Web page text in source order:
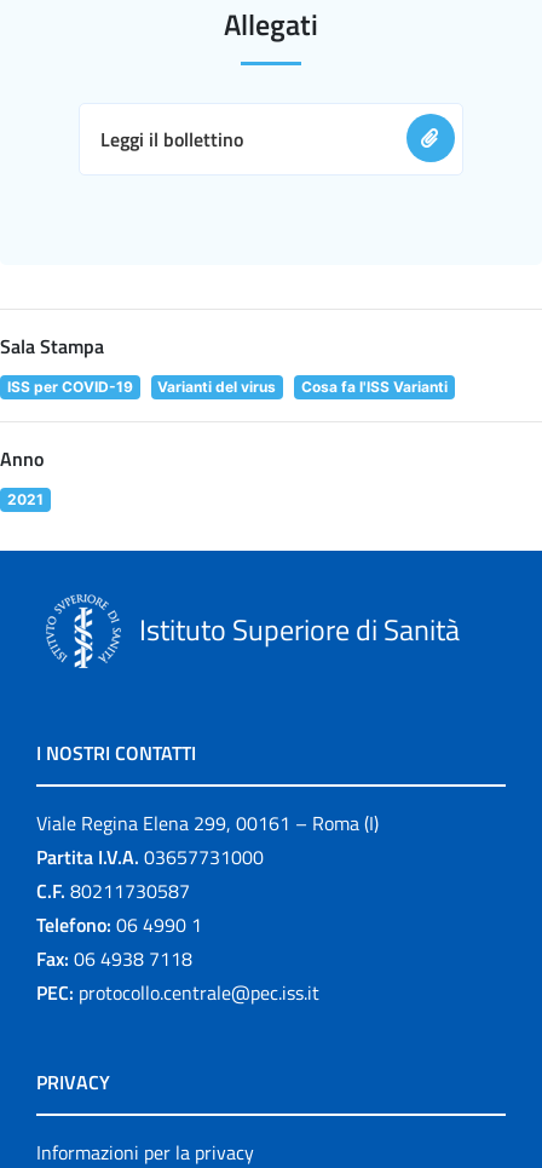
Allegati
Leggi il bollettino
Sala Stampa
ISS per COVID-19 Varianti del virus Cosa fa l'ISS Varianti
Anno
2021
Istituto Superiore di Sanità
I NOSTRI CONTATTI
Viale Regina Elena 299, 00161 – Roma (I)
Partita I.V.A. 03657731000
C.F. 80211730587
Telefono: 06 4990 1
Fax: 06 4938 7118
PEC: protocollo.centrale@pec.iss.it
PRIVACY
Informazioni per la privacy